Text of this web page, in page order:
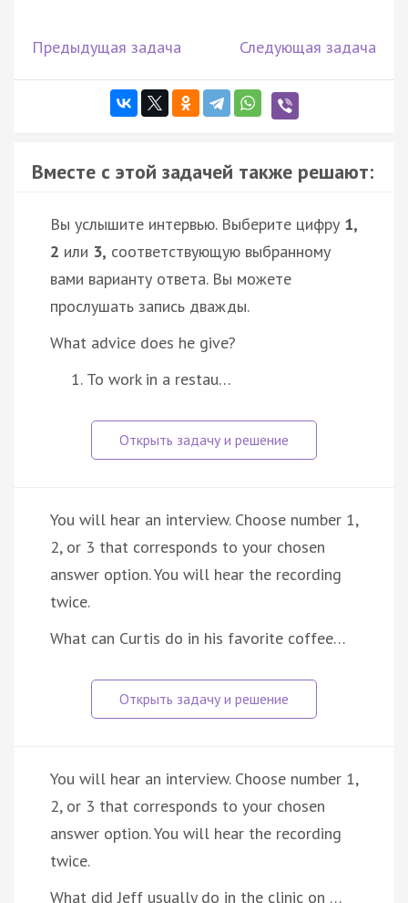
Предыдущая задача Следующая задача
Вместе с этой задачей также решают:
Вы услышите интервью. Выберите цифру 1,
2 или 3, соответствующую выбранному
вами варианту ответа. Вы можете
прослушать запись дважды.
What advice does he give?
To work in a restau…
You will hear an interview. Choose number 1,
2, or 3 that corresponds to your chosen
answer option. You will hear the recording
twice.
What can Curtis do in his favorite coffee…
You will hear an interview. Choose number 1,
2, or 3 that corresponds to your chosen
answer option. You will hear the recording
twice.
What did Jeff usually do in the clinic on …